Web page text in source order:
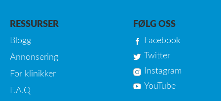
RESSURSER
Blogg
Annonsering
For klinikker
F.A.Q
FØLG OSS
Facebook
Twitter
Instagram
YouTube